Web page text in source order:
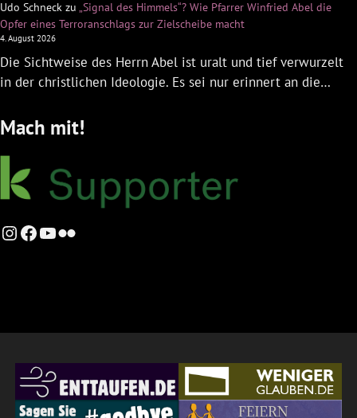
Udo Schneck zu „Signal des Himmels“? Wie Pfarrer Winfried Abel die
Opfer eines Terroranschlags zur Zielscheibe macht
4. August 2026
Die Sichtweise des Herrn Abel ist uralt und tief verwurzelt
in der christlichen Ideologie. Es sei nur erinnert an die…
Mach mit!
Instagram
Facebook
YouTube
Flickr